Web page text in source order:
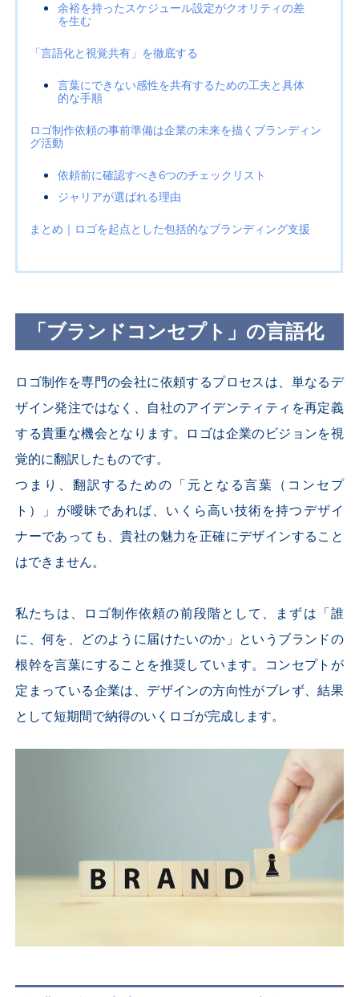
余裕を持ったスケジュール設定がクオリティの差
を生む
「言語化と視覚共有」を徹底する
言葉にできない感性を共有するための工夫と具体
的な手順
ロゴ制作依頼の事前準備は企業の未来を描くブランディン
グ活動
依頼前に確認すべき6つのチェックリスト
ジャリアが選ばれる理由
まとめ｜ロゴを起点とした包括的なブランディング支援
「ブランドコンセプト」の言語化
ロゴ制作を専門の会社に依頼するプロセスは、単なるデ
ザイン発注ではなく、自社のアイデンティティを再定義
する貴重な機会となります。ロゴは企業のビジョンを視
覚的に翻訳したものです。
つまり、翻訳するための「元となる言葉（コンセプ
ト）」が曖昧であれば、いくら高い技術を持つデザイ
ナーであっても、貴社の魅力を正確にデザインすること
はできません。
私たちは、ロゴ制作依頼の前段階として、まずは「誰
に、何を、どのように届けたいのか」というブランドの
根幹を言葉にすることを推奨しています。コンセプトが
定まっている企業は、デザインの方向性がブレず、結果
として短期間で納得のいくロゴが完成します。